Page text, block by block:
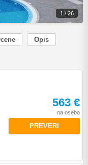
1 / 26
Opis
563 €
na osebo
PREVERI